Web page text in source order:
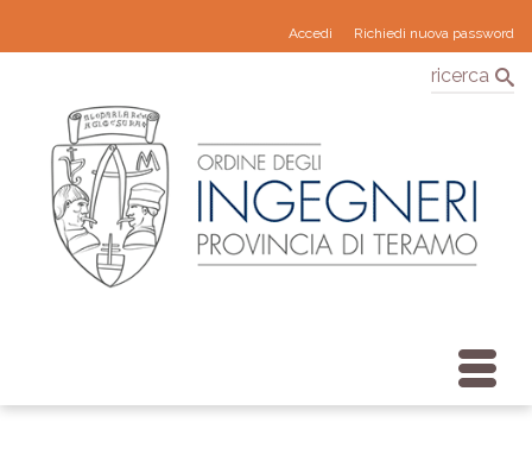
Accedi Richiedi nuova password
ricerca